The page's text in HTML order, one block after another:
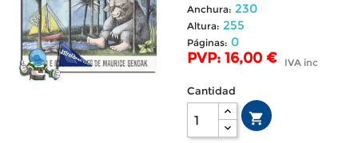
Anchura: 230
Altura: 255
Páginas: 0
PVP: 16,00 € IVA inc
Cantidad
